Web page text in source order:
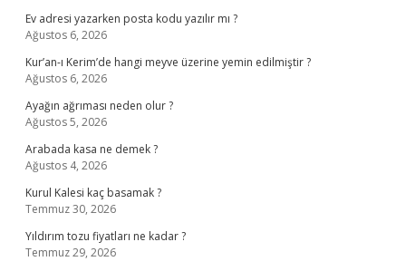
Ev adresi yazarken posta kodu yazılır mı ?
Ağustos 6, 2026
Kur’an-ı Kerim’de hangi meyve üzerine yemin edilmiştir ?
Ağustos 6, 2026
Ayağın ağrıması neden olur ?
Ağustos 5, 2026
Arabada kasa ne demek ?
Ağustos 4, 2026
Kurul Kalesi kaç basamak ?
Temmuz 30, 2026
Yıldırım tozu fiyatları ne kadar ?
Temmuz 29, 2026